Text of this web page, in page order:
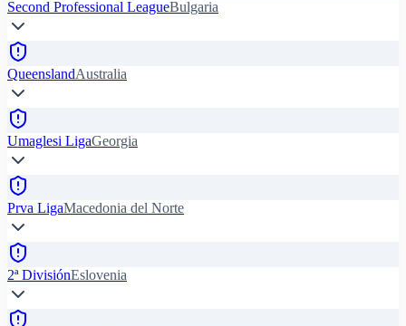
Second Professional LeagueBulgaria
QueenslandAustralia
Umaglesi LigaGeorgia
Prva LigaMacedonia del Norte
2ª DivisiónEslovenia